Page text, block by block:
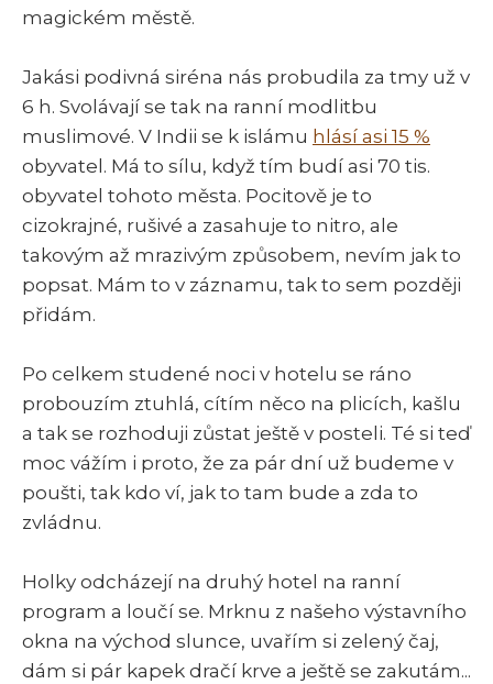
magickém městě.
Jakási podivná siréna nás probudila za tmy už v
6 h. Svolávají se tak na ranní modlitbu
muslimové. V Indii se k islámu hlásí asi 15 %
obyvatel. Má to sílu, když tím budí asi 70 tis.
obyvatel tohoto města. Pocitově je to
cizokrajné, rušivé a zasahuje to nitro, ale
takovým až mrazivým způsobem, nevím jak to
popsat. Mám to v záznamu, tak to sem později
přidám.
Po celkem studené noci v hotelu se ráno
probouzím ztuhlá, cítím něco na plicích, kašlu
a tak se rozhoduji zůstat ještě v posteli. Té si teď
moc vážím i proto, že za pár dní už budeme v
poušti, tak kdo ví, jak to tam bude a zda to
zvládnu.
Holky odcházejí na druhý hotel na ranní
program a loučí se. Mrknu z našeho výstavního
okna na východ slunce, uvařím si zelený čaj,
dám si pár kapek dračí krve a ještě se zakutám...